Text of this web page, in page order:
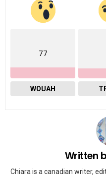
77
WOUAH
Written
Chiara is a canadian writer,